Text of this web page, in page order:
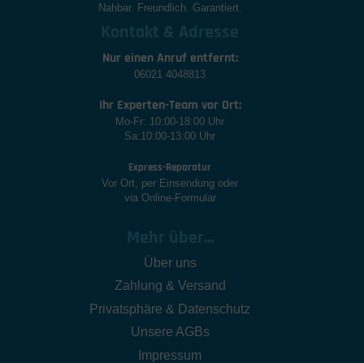
Nahbar. Freundlich. Garantiert.
Kontakt & Adresse
Nur einen Anruf entfernt:
06021 4048813
Ihr Experten-Team vor Ort:
Mo-Fr: 10:00-18:00 Uhr
Sa:10:00-13:00 Uhr
Express-Reparatur
Vor Ort, per Einsendung oder
via Online-Formular
Mehr über...
Über uns
Zahlung & Versand
Privatsphäre & Datenschutz
Unsere AGBs
Impressum